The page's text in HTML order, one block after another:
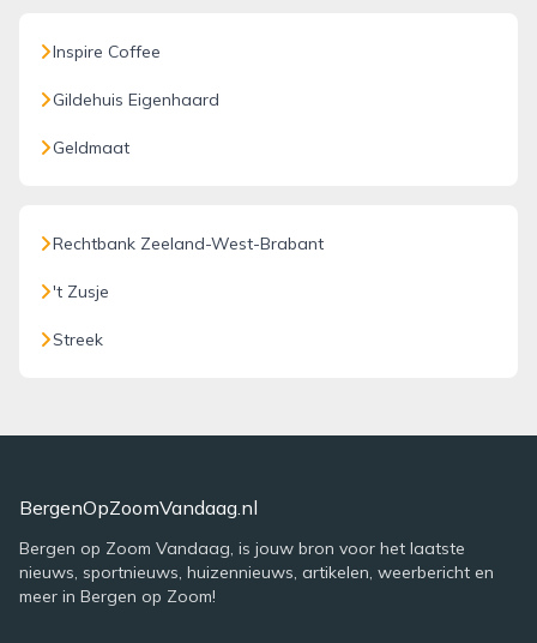
Inspire Coffee
Gildehuis Eigenhaard
Geldmaat
Rechtbank Zeeland-West-Brabant
't Zusje
Streek
BergenOpZoomVandaag.nl
Bergen op Zoom Vandaag, is jouw bron voor het laatste
nieuws, sportnieuws, huizennieuws, artikelen, weerbericht en
meer in Bergen op Zoom!